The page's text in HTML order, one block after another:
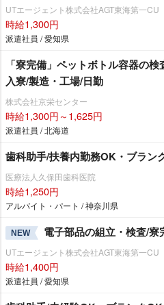
UTエージェント株式会社AGT東海第一CU
時給1,300円
派遣社員 / 愛知県
「寮完備」ペットボトル容器の
入寮/製造・工場/日勤
株式会社京栄センター
時給1,300円～1,625円
派遣社員 / 北海道
歯科助手/扶養内勤務OK・ブラン
医療法人久保田歯科医院
時給1,250円
アルバイト・パート / 神奈川県
NEW 電子部品の組立・検査/
UTエージェント株式会社AGT東海第一CU
時給1,400円
派遣社員 / 愛知県